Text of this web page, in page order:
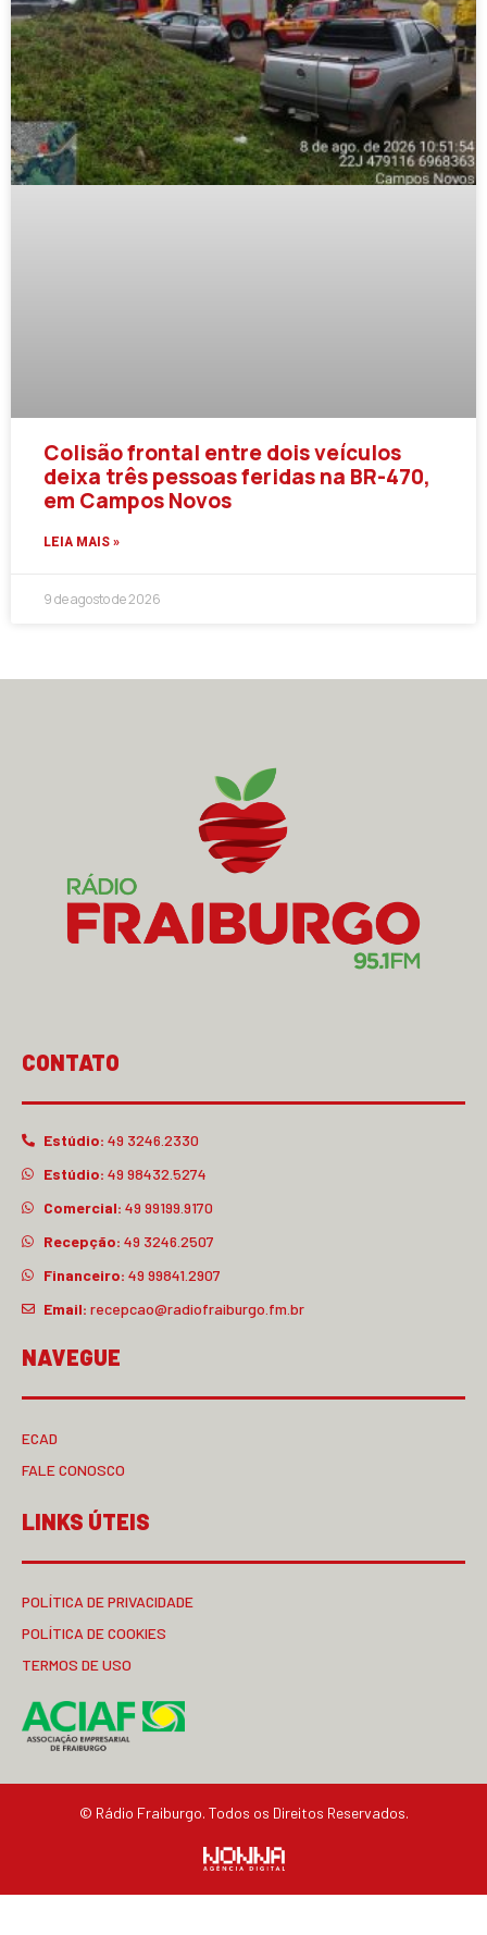
Colisão frontal entre dois veículos
deixa três pessoas feridas na BR-470,
em Campos Novos
LEIA MAIS »
9 de agosto de 2026
CONTATO
Estúdio: 49 3246.2330
Estúdio: 49 98432.5274
Comercial: 49 99199.9170
Recepção: 49 3246.2507
Financeiro: 49 99841.2907
Email: recepcao@radiofraiburgo.fm.br
NAVEGUE
ECAD
FALE CONOSCO
LINKS ÚTEIS
POLÍTICA DE PRIVACIDADE
POLÍTICA DE COOKIES
TERMOS DE USO
© Rádio Fraiburgo. Todos os Direitos Reservados.